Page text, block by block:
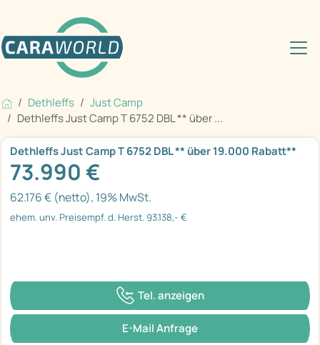
Dethleffs
Just Camp
Dethleffs Just Camp T 6752 DBL ** über ...
Dethleffs Just Camp T 6752 DBL ** über 19.000 Rabatt**
73.990 €
62.176 € (netto), 19% MwSt.
ehem. unv. Preisempf. d. Herst. 93.138,- €
Tel. anzeigen
E-Mail Anfrage